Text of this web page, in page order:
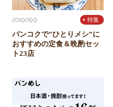
2019.09.9 特集
バンコクで”ひとりメシ”に
おすすめの定食＆晩酌セッ
ト23店